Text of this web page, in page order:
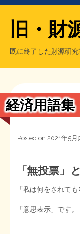
【国の、本当の】財源
シン財源はあなたです
日本経済を解説するヤ
もっと知りたい方へ
マネクリ戦士 RED &
MMTの学習資料
旧・財
既に終了した財源研
旧・財源研究室について
チラシ発行部数
会計報告
旧・財研出版について
会計報告
経済用語
Posted on 2021年5月
「無投票」
「私は何をされて
「意思表示」です。